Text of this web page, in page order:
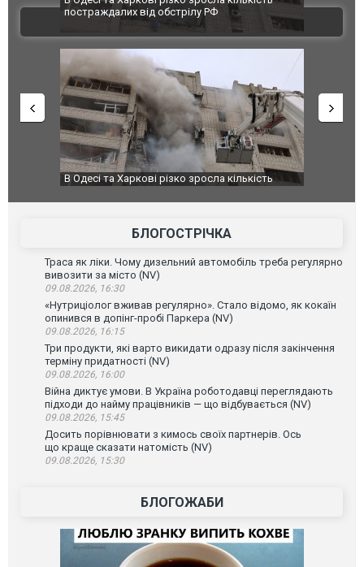
постраждалих від обстрілу РФ
двоє
після
ВІДЕО
В Одесі та Харкові різко зросла кількість
У
БЛОГОСТРІЧКА
Траса як ліки. Чому дизельний автомобіль треба регулярно
вивозити за місто (NV)
09.08.2026, 16:30
«Нутриціолог вживав регулярно». Стало відомо, як кокаїн
опинився в допінг-пробі Паркера (NV)
09.08.2026, 16:15
Три продукти, які варто викидати одразу після закінчення
терміну придатності (NV)
09.08.2026, 16:00
Війна диктує умови. В Україна роботодавці переглядають
підходи до найму працівників — що відбувається (NV)
09.08.2026, 15:45
Досить порівнювати з кимось своїх партнерів. Ось
що краще сказати натомість (NV)
09.08.2026, 15:30
БЛОГОЖАБИ